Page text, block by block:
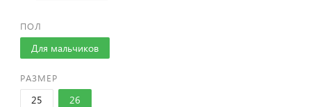
ПОЛ
Для мальчиков
РАЗМЕР
25 26